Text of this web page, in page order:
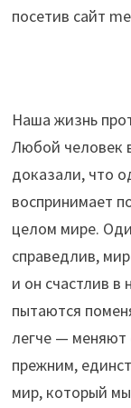
посетив сайт
Наша жизнь
Любой человек
доказали, что
воспринимает
целом мире.
справедлив,
и он счастлив
пытаются
легче — меняют
прежним,
мир, который